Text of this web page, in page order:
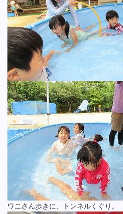
ワニさん歩きに、トンネルくぐり。